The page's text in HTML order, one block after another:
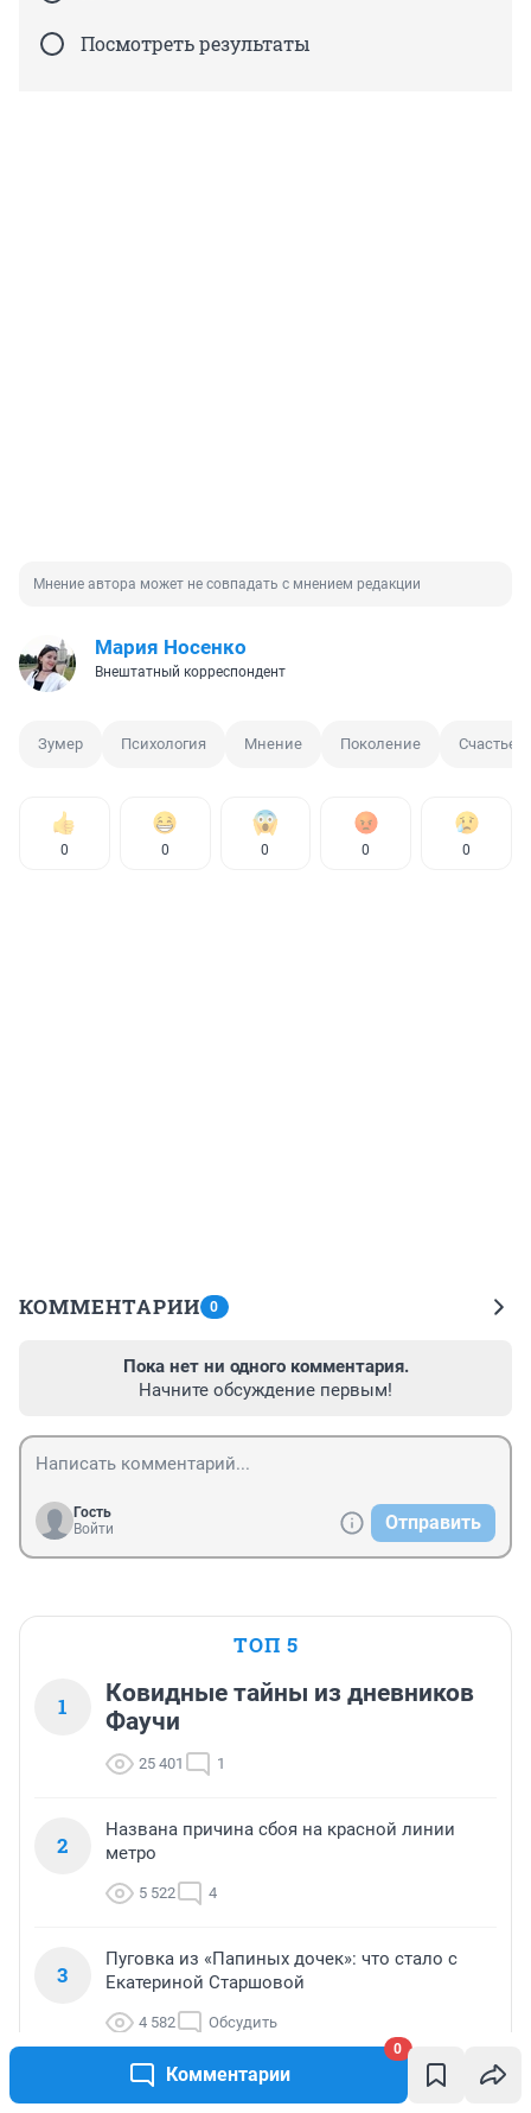
Комментарии
0
Посмотреть результаты
Мнение автора может не совпадать с мнением редакции
Мария Носенко
Внештатный корреспондент
Зумер Психология Мнение Поколение Счастье
0 0 0 0 0
КОММЕНТАРИИ 0
Пока нет ни одного комментария.
Начните обсуждение первым!
Гость
Войти
Отправить
ТОП 5
1
Ковидные тайны из дневников
Фаучи
25 401 1
2
Названа причина сбоя на красной линии
метро
5 522 4
3
Пуговка из «Папиных дочек»: что стало с
Екатериной Старшовой
4 582 Обсудить
4
Очевидцы сообщили о черном дыме на юго-